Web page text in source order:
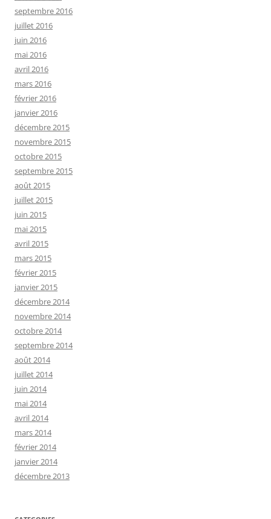
septembre 2016
juillet 2016
juin 2016
mai 2016
avril 2016
mars 2016
février 2016
janvier 2016
décembre 2015
novembre 2015
octobre 2015
septembre 2015
août 2015
juillet 2015
juin 2015
mai 2015
avril 2015
mars 2015
février 2015
janvier 2015
décembre 2014
novembre 2014
octobre 2014
septembre 2014
août 2014
juillet 2014
juin 2014
mai 2014
avril 2014
mars 2014
février 2014
janvier 2014
décembre 2013